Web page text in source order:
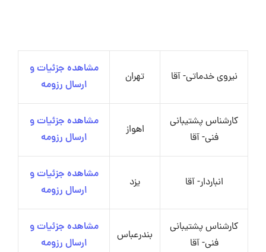
نیروی خدماتی- آقا تهران
مشاهده جزئیات و
ارسال رزومه
کارشناس پشتیبانی
فنی- آقا
اهواز
مشاهده جزئیات و
ارسال رزومه
انباردار- آقا یزد
مشاهده جزئیات و
ارسال رزومه
کارشناس پشتیبانی
فنی- آقا
بندرعباس
مشاهده جزئیات و
ارسال رزومه